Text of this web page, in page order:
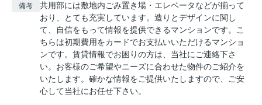
備考
共用部には敷地内ごみ置き場・エレベータなどが揃って
おり、とても充実しています。造りとデザインに関し
て、自信をもって情報を提供できるマンションです。こ
ちらは初期費用をカードでお支払いいただけるマンショ
ンです。賃貸情報でお困りの方は、当社にご連絡下さ
い。お客様のご希望やニーズに合わせた物件のご紹介を
いたします。確かな情報をご提供いたしますので、ご安
心して当社にお任せ下さい。